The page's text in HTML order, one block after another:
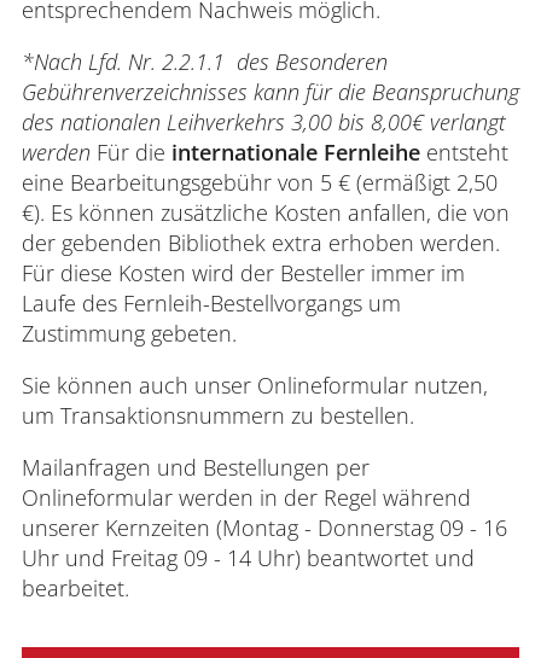
entsprechendem Nachweis möglich.
*Nach Lfd. Nr. 2.2.1.1 des Besonderen
Gebührenverzeichnisses kann für die Beanspruchung
des nationalen Leihverkehrs 3,00 bis 8,00€ verlangt
werden Für die internationale Fernleihe entsteht
eine Bearbeitungsgebühr von 5 € (ermäßigt 2,50
€). Es können zusätzliche Kosten anfallen, die von
der gebenden Bibliothek extra erhoben werden.
Für diese Kosten wird der Besteller immer im
Laufe des Fernleih-Bestellvorgangs um
Zustimmung gebeten.
Sie können auch unser Onlineformular nutzen,
um Transaktionsnummern zu bestellen.
Mailanfragen und Bestellungen per
Onlineformular werden in der Regel während
unserer Kernzeiten (Montag - Donnerstag 09 - 16
Uhr und Freitag 09 - 14 Uhr) beantwortet und
bearbeitet.